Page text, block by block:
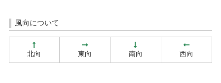
風向について
北向 東向 南向 西向